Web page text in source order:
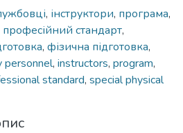
, інструктори, програма,
професійний стандарт,
, фізична підготовка,
personnel, instructors, program,
standard, special physical